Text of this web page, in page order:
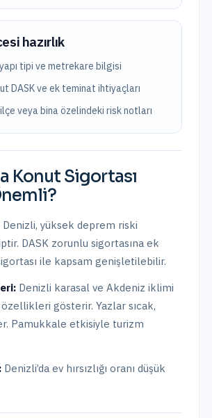
hazırlık
tipi ve metrekare bilgisi
DASK ve ek teminat ihtiyaçları
veya bina özelindeki risk notları
Konut Sigortası
Denizli, yüksek deprem riski
DASK zorunlu sigortasına ek
ile kapsam genişletilebilir.
Denizli karasal ve Akdeniz iklimi
özellikleri gösterir. Yazlar sıcak,
Pamukkale etkisiyle turizm
Denizli’da ev hırsızlığı oranı düşük